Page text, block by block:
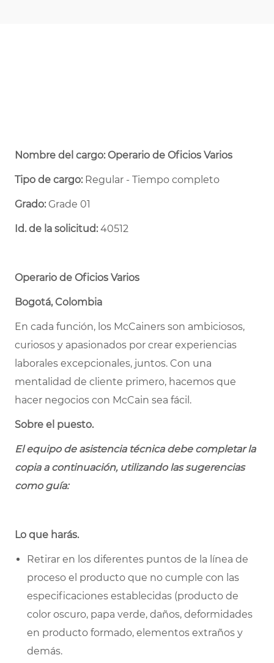
Nombre del cargo: Operario de Oficios Varios
Tipo de cargo:Regular - Tiempo completo ​
Grado: Grade 01
Id. de la solicitud:40512
Operario de Oficios Varios
Bogotá, Colombia
En cada función, los McCainers son ambiciosos,
curiosos y apasionados por crear experiencias
laborales excepcionales, juntos. Con una
mentalidad de cliente primero, hacemos que
hacer negocios con McCain sea fácil.
Sobre el puesto.
El equipo de asistencia técnica debe completar la
copia a continuación, utilizando las sugerencias
como guía:
Lo que harás.
Retirar en los diferentes puntos de la línea de
proceso el producto que no cumple con las
especificaciones establecidas (producto de
color oscuro, papa verde, daños, deformidades
en producto formado, elementos extraños y
demás.